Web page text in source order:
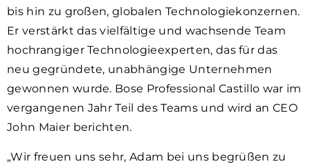
bis hin zu großen, globalen Technologiekonzernen.
Er verstärkt das vielfältige und wachsende Team
hochrangiger Technologieexperten, das für das
neu gegründete, unabhängige Unternehmen
gewonnen wurde. Bose Professional Castillo war im
vergangenen Jahr Teil des Teams und wird an CEO
John Maier berichten.
„Wir freuen uns sehr, Adam bei uns begrüßen zu